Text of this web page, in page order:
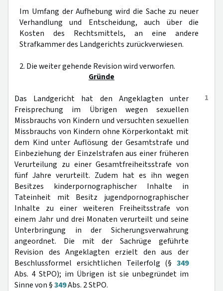
Im Umfang der Aufhebung wird die Sache zu neuer
Verhandlung und Entscheidung, auch über die
Kosten des Rechtsmittels, an eine andere
Strafkammer des Landgerichts zurückverwiesen.
2. Die weiter gehende Revision wird verworfen.
Gründe
1
Das Landgericht hat den Angeklagten unter
Freisprechung im Übrigen wegen sexuellen
Missbrauchs von Kindern und versuchten sexuellen
Missbrauchs von Kindern ohne Körperkontakt mit
dem Kind unter Auflösung der Gesamtstrafe und
Einbeziehung der Einzelstrafen aus einer früheren
Verurteilung zu einer Gesamtfreiheitsstrafe von
fünf Jahre verurteilt. Zudem hat es ihn wegen
Besitzes kinderpornographischer Inhalte in
Tateinheit mit Besitz jugendpornographischer
Inhalte zu einer weiteren Freiheitsstrafe von
einem Jahr und drei Monaten verurteilt und seine
Unterbringung in der Sicherungsverwahrung
angeordnet. Die mit der Sachrüge geführte
Revision des Angeklagten erzielt den aus der
Beschlussformel ersichtlichen Teilerfolg (§ 349
Abs. 4 StPO); im Übrigen ist sie unbegründet im
Sinne von §349Abs. 2 StPO.